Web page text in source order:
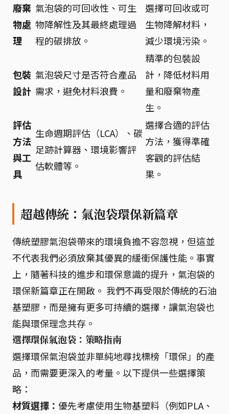
廢棄
物處
理
氣泡袋的可回收性、可生
物降解性及其最終處理過
程的碳排放。
選擇可回收或可
生物降解材料，
減少環境污染。
包裝
設計
氣泡袋尺寸是否符合產品
需求，避免材料浪費。
精準的包裝設
計，降低材料用
量和廢棄物產
生。
評估
方法
與工
具
生命週期評估（LCA）、碳
足跡計算器、環境影響評
估軟體等。
選擇合適的評估
方法，獲得準確
客觀的評估結
果。
超越傳統：氣泡袋環保新篇章
傳統塑膠氣泡袋帶來的環境負擔不容忽視，但這並
不代表我們必須放棄其優異的緩衝保護性能。事實
上，隨著科技的進步和環保意識的提升，氣泡袋的
環保新篇章正在開啟。 我們不再受限於傳統的石油
基塑膠，而是擁有更多可持續的選擇，讓氣泡袋也
能與環保理念共存。
選擇環保氣泡袋：策略指南
選擇環保氣泡袋並非單純地尋找標榜「環保」的產
品，而需要更深入的考量。以下提供一些選擇策
略：
材質選擇： 優先考慮使用生物基塑料（例如PLA、